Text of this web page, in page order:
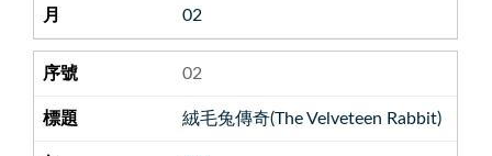
02
02
絨毛兔傳奇(The Velveteen Rabbit)